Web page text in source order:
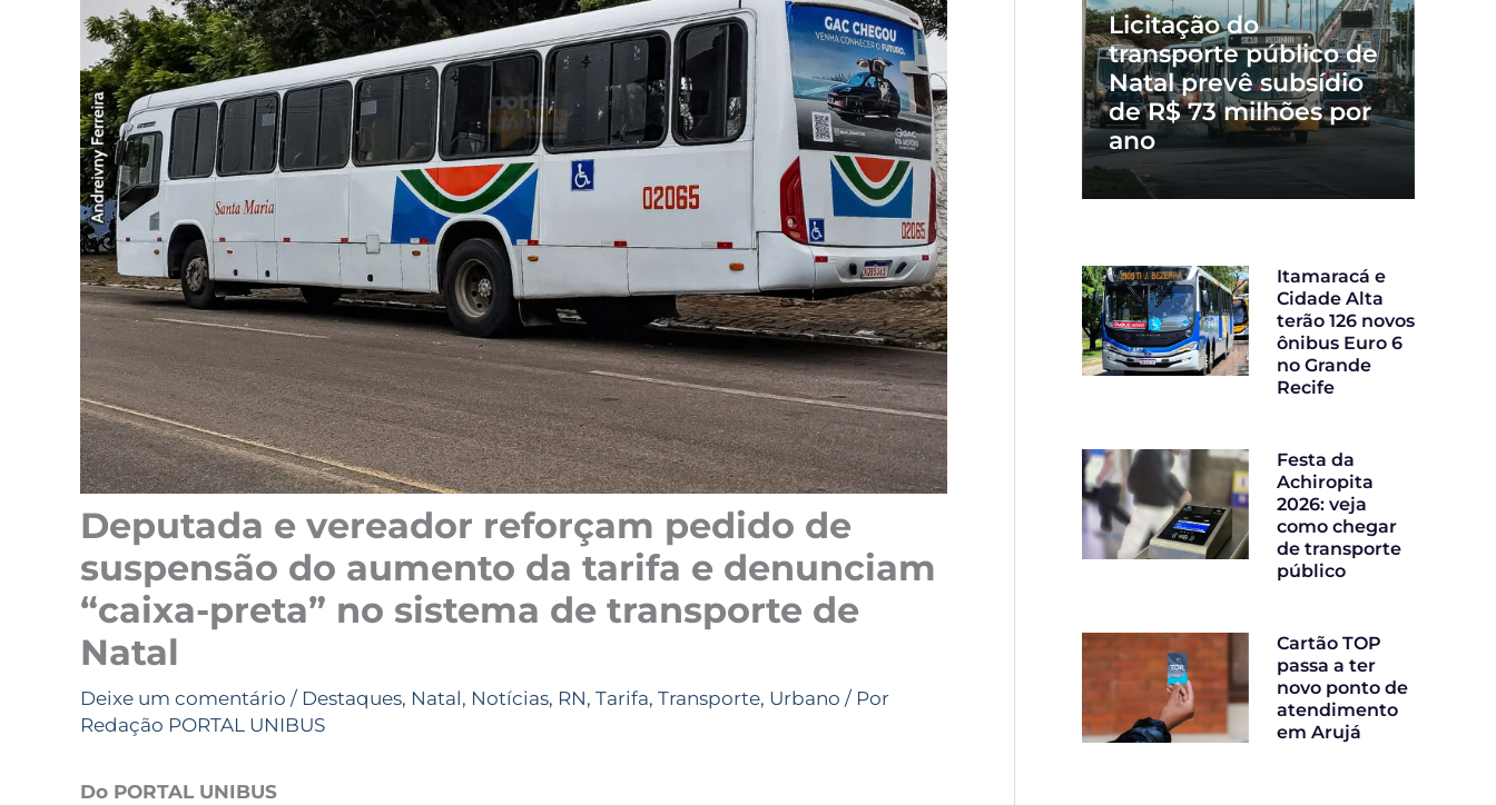
Deputada e vereador reforçam pedido de
suspensão do aumento da tarifa e denunciam
“caixa-preta” no sistema de transporte de
Natal
Deixe um comentário / Destaques, Natal, Notícias, RN, Tarifa, Transporte, Urbano / Por
Redação PORTAL UNIBUS
Do PORTAL UNIBUS
Licitação do
transporte público de
Natal prevê subsídio
de R$ 73 milhões por
ano
Itamaracá e
Cidade Alta
terão 126 novos
ônibus Euro 6
no Grande
Recife
Festa da
Achiropita
2026: veja
como chegar
de transporte
público
Cartão TOP
passa a ter
novo ponto de
atendimento
em Arujá